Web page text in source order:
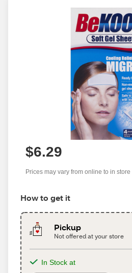
$6.29
Prices may vary from online to in store
How to get it
Pickup
Not offered at your store
In Stock at